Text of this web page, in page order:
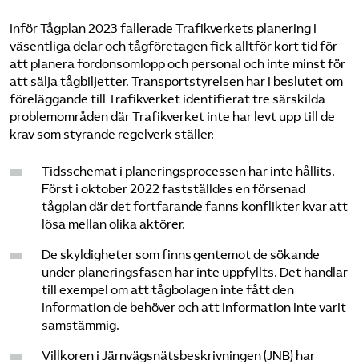
Inför Tågplan 2023 fallerade Trafikverkets planering i
väsentliga delar och tågföretagen fick alltför kort tid för
att planera fordonsomlopp och personal och inte minst för
att sälja tågbiljetter. Transportstyrelsen har i beslutet om
föreläggande till Trafikverket identifierat tre särskilda
problemområden där Trafikverket inte har levt upp till de
krav som styrande regelverk ställer:
Tidsschemat i planeringsprocessen har inte hållits.
Först i oktober 2022 fastställdes en försenad
tågplan där det fortfarande fanns konflikter kvar att
lösa mellan olika aktörer.
De skyldigheter som finns gentemot de sökande
under planeringsfasen har inte uppfyllts. Det handlar
till exempel om att tågbolagen inte fått den
information de behöver och att information inte varit
samstämmig.
Villkoren i Järnvägsnätsbeskrivningen (JNB) har